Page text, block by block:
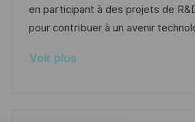
t
i
n
f
f
c
c
e
r
i
en participant à des projets de
pour contribuer à un avenir
Voir plus